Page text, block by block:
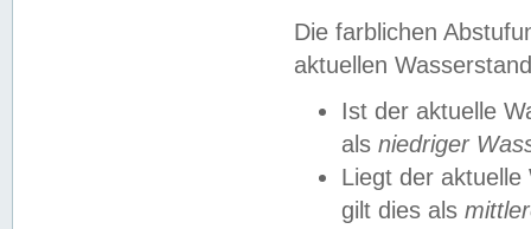
Die farblichen
aktuellen
Ist der aktuelle
als niedriger
Liegt der
gilt dies als